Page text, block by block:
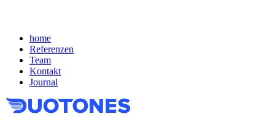
home
Referenzen
Team
Kontakt
Journal